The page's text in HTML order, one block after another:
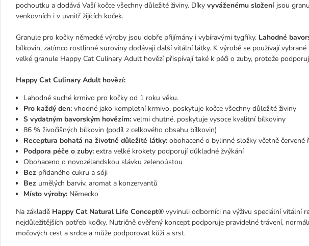
pochoutku a dodává Vaší kočce všechny důležité živiny. Díky vyváženému složení jsou
venkovních i v uvnitř žijících koček.
Granule pro kočky německé výroby jsou dobře přijímány i vybíravými tygříky. Lahodné
bílkovin, zatímco rostlinné suroviny dodávají další vitální látky. K výrobě se používají vybrané
velké granule Happy Cat Culinary Adult hovězí přispívají také k péči o zuby, protože
Happy Cat Culinary Adult hovězí:
Lahodné suché krmivo pro kočky od 1 roku věku.
Pro každý den: vhodné jako kompletní krmivo, poskytuje kočce všechny důležité živiny
S vydatným bavorským hovězím: velmi chutné, poskytuje vysoce kvalitní bílkoviny
86 % živočišných bílkovin (podíl z celkového obsahu bílkovin)
Receptura bohatá na životně důležité látky: obohacené o bylinné složky včetně červené
Podpora péče o zuby: extra velké krokety podporují důkladné žvýkání
Obohaceno o novozélandskou slávku zelenoústou
Bez přidaného cukru a sóji
Bez umělých barviv, aromat a konzervantů
Místo výroby: Německo
Na základě Happy Cat Natural Life Concept® vyvinuli odborníci na výživu speciální vitální
nejdůležitějších potřeb kočky. Nutričně ověřený koncept podporuje pravidelné trávení,
močových cest a srdce a může podporovat kůži a srst.